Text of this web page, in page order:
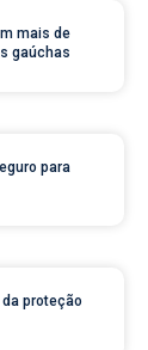
mais de
gaúchas
para
proteção